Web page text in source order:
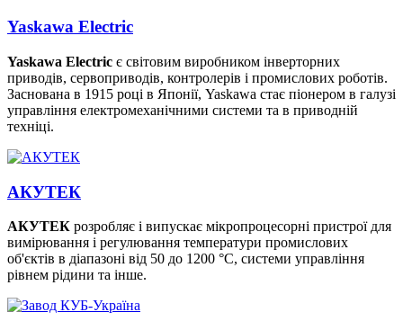
Yaskawa Electric
Yaskawa Electric є світовим виробником інверторних
приводів, сервоприводів, контролерів і промислових роботів.
Заснована в 1915 році в Японії, Yaskawa стає піонером в галузі
управління електромеханічними системи та в приводній
техніці.
АКУТЕК
АКУТЕК розробляє і випускає мікропроцесорні пристрої для
вимірювання і регулювання температури промислових
об'єктів в діапазоні від 50 до 1200 °C, системи управління
рівнем рідини та інше.